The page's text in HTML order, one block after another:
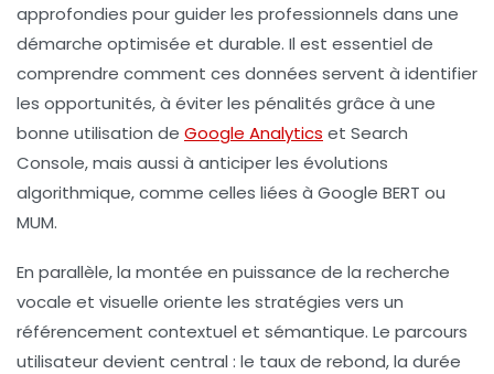
approfondies pour guider les professionnels dans une
démarche optimisée et durable. Il est essentiel de
comprendre comment ces données servent à identifier
les opportunités, à éviter les pénalités grâce à une
bonne utilisation de Google Analytics et Search
Console, mais aussi à anticiper les évolutions
algorithmique, comme celles liées à Google BERT ou
MUM.
En parallèle, la montée en puissance de la recherche
vocale et visuelle oriente les stratégies vers un
référencement contextuel et sémantique. Le parcours
utilisateur devient central : le taux de rebond, la durée